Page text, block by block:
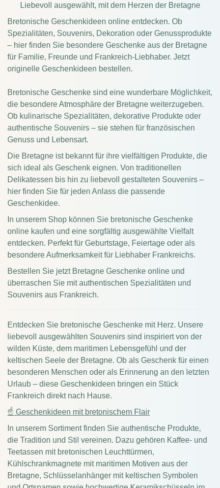
Liebevoll ausgewählt, mit dem Herzen der Bretagne
Bretonische Geschenkideen online entdecken. Ob
Spezialitäten, Souvenirs, Dekoration oder Genussprodukte
– hier finden Sie besondere Geschenke aus der Bretagne
für Familie, Freunde und Frankreich-Liebhaber. Jetzt
originelle Geschenkideen bestellen.
Bretonische Geschenke sind eine wunderbare Möglichkeit,
die besondere Atmosphäre der Bretagne weiterzugeben.
Ob kulinarische Spezialitäten, dekorative Produkte oder
authentische Souvenirs – sie stehen für französischen
Genuss und Lebensart.
Die Bretagne ist bekannt für ihre vielfältigen Produkte, die
sich ideal als Geschenk eignen. Von traditionellen
Delikatessen bis hin zu liebevoll gestalteten Souvenirs –
hier finden Sie für jeden Anlass die passende
Geschenkidee.
In unserem Shop können Sie bretonische Geschenke
online kaufen und eine sorgfältig ausgewählte Vielfalt
entdecken. Perfekt für Geburtstage, Feiertage oder als
besondere Aufmerksamkeit für Liebhaber Frankreichs.
Bestellen Sie jetzt Bretagne Geschenke online und
überraschen Sie mit authentischen Spezialitäten und
Souvenirs aus Frankreich.
Entdecken Sie bretonische Geschenke mit Herz. Unsere
liebevoll ausgewählten Souvenirs sind inspiriert von der
wilden Küste, dem maritimen Lebensgefühl und der
keltischen Seele der Bretagne. Ob als Geschenk für einen
besonderen Menschen oder als Erinnerung an den letzten
Urlaub – diese Geschenkideen bringen ein Stück
Frankreich direkt nach Hause.
☝ Geschenkideen mit bretonischem Flair
In unserem Sortiment finden Sie authentische Produkte,
die Tradition und Stil vereinen. Dazu gehören Kaffee- und
Teetassen mit bretonischen Leuchttürmen,
Kühlschrankmagnete mit maritimen Motiven aus der
Bretagne, Schlüsselanhänger mit keltischen Symbolen